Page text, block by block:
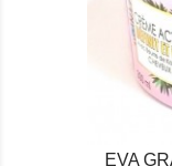
EVA